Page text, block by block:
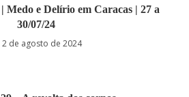
Medo e Delírio em Caracas | 27 a
30/07/24
2 de agosto de 2024